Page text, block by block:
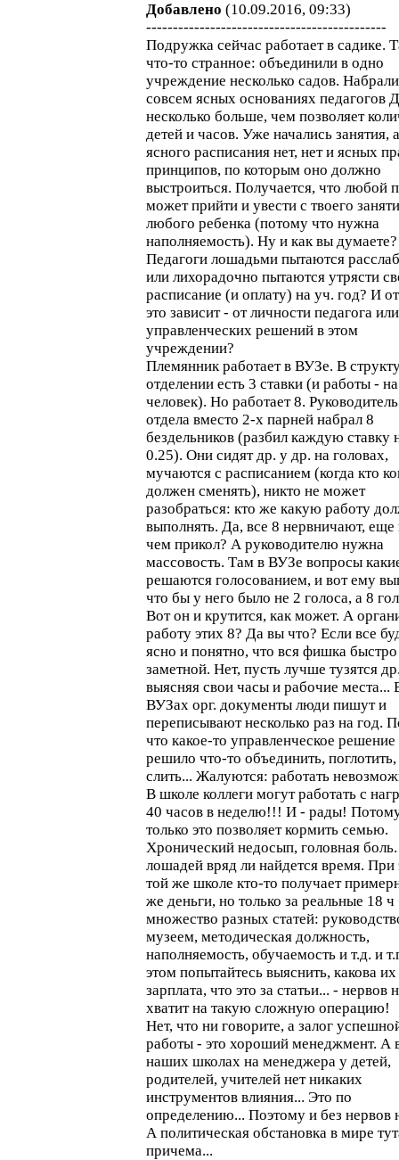
Добавлено (10.09.2016, 09:33)
---------------------------------------------
Подружка сейчас работает в садике.
что-то странное: объединили в одно
учреждение несколько садов.
совсем ясных основаниях педагогов
несколько больше, чем позволяет
детей и часов. Уже начались занятия, а
ясного расписания нет, нет и ясных
принципов, по которым оно должно
выстроиться. Получается, что любой
может прийти и увести с твоего
любого ребенка (потому что нужна
наполняемость). Ну и как вы думаете?
Педагоги лошадьми пытаются
или лихорадочно пытаются утрясти
расписание (и оплату) на уч. год? И
это зависит - от личности педагога
управленческих решений в этом
учреждении?
Племянник работает в ВУЗе. В
отделении есть 3 ставки (и работы -
человек). Но работает 8. Руководитель
отдела вместо 2-х парней набрал 8
бездельников (разбил каждую ставку
0.25). Они сидят др. у др. на головах,
мучаются с расписанием (когда кто
должен сменять), никто не может
разобраться: кто же какую работу
выполнять. Да, все 8 нервничают, еще
чем прикол? А руководителю нужна
массовость. Там в ВУЗе вопросы
решаются голосованием, и вот ему
что бы у него было не 2 голоса, а 8
Вот он и крутится, как может. А
работу этих 8? Да вы что? Если все
ясно и понятно, что вся фишка быстро
заметной. Нет, пусть лучше тузятся
выясняя свои часы и рабочие места...
ВУЗах орг. документы люди пишут и
переписывают несколько раз на год.
что какое-то управленческое решение
решило что-то объединить, поглотить,
слить... Жалуются: работать
В школе коллеги могут работать с
40 часов в неделю!!! И - рады!
только это позволяет кормить семью.
Хронический недосып, головная
лошадей вряд ли найдется время. При
той же школе кто-то получает
же деньги, но только за реальные 18 ч
множество разных статей:
музеем, методическая должность,
наполняемость, обучаемость и т.д. и
этом попытайтесь выяснить, какова их
зарплата, что это за статьи... - нервов
хватит на такую сложную операцию!
Нет, что ни говорите, а залог
работы - это хороший менеджмент. А
наших школах на менеджера у детей,
родителей, учителей нет никаких
инструментов влияния... Это по
определению... Поэтому и без нервов
А политическая обстановка в мире
причема...